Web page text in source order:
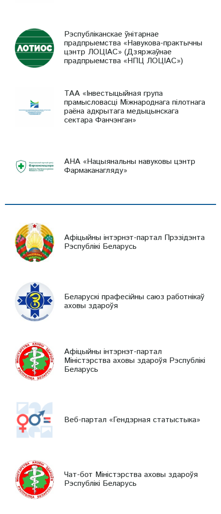
Рэспубліканскае ўнітарнае
прадпрыемства «Навукова-практычны
цэнтр ЛОЦІАС» (Дзяржаўнае
прадпрыемства «НПЦ ЛОЦІАС»)
ТАА «Інвестыцыйная група
прамысловасці Міжнароднага пілотнага
раёна адкрытага медыцынскага
сектара Фанчэнган»
АНА «Нацыянальны навуковы цэнтр
Фармаканагляду»
Афіцыйны інтэрнэт-партал Прэзідэнта
Рэспублікі Беларусь
Беларускі прафесійны саюз работнікаў
аховы здароўя
Афіцыйны інтэрнэт-партал
Міністэрства аховы здароўя Рэспублікі
Беларусь
Веб-партал «Гендэрная статыстыка»
Чат-бот Міністэрства аховы здароўя
Рэспублікі Беларусь